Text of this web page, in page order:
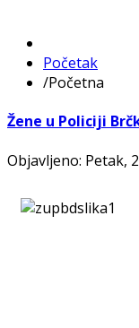
Početak
/Početna
Žene u Policiji
Objavljeno: Petak,